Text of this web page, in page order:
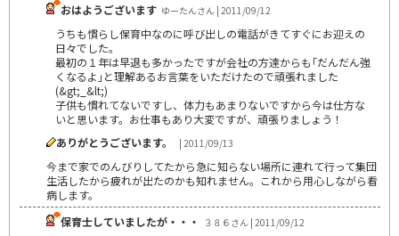
おはようございます ゆーたんさん | 2011/09/12
うちも慣らし保育中なのに呼び出しの電話がきてすぐにお迎えの
日々でした。
最初の１年は早退も多かったですが会社の方達からも｢だんだん強
くなるよ｣と理解あるお言葉をいただけたので頑張れました
(&gt;_&lt;)
子供も慣れてないですし、体力もあまりないですから今は仕方な
いと思います。お仕事もあり大変ですが、頑張りましょう！
ありがとうございます。
| 2011/09/13
今まで家でのんびりしてたから急に知らない場所に連れて行って集団
生活したから疲れが出たのかも知れません。これから用心しながら看
病します。
保育士していましたが・・・
３８６さん | 2011/09/12